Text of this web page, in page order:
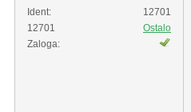
Ident:
12701
12701
Ostalo
Zaloga: